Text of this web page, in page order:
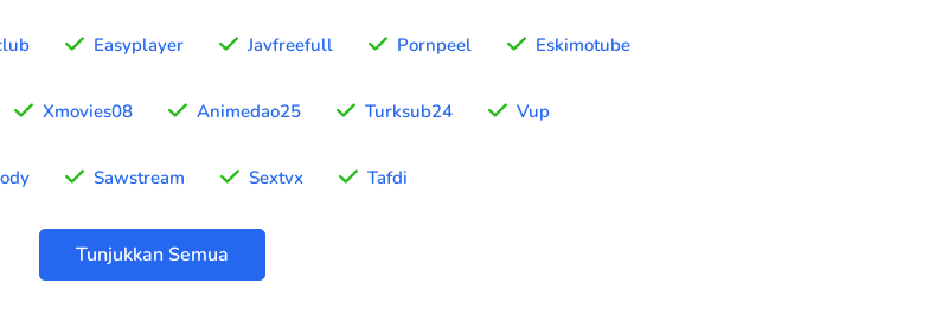
Easyplayer Javfreefull Pornpeel Eskimotube
Xmovies08 Animedao25 Turksub24 Vup
Sawstream Sextvx Tafdi
Tunjukkan Semua